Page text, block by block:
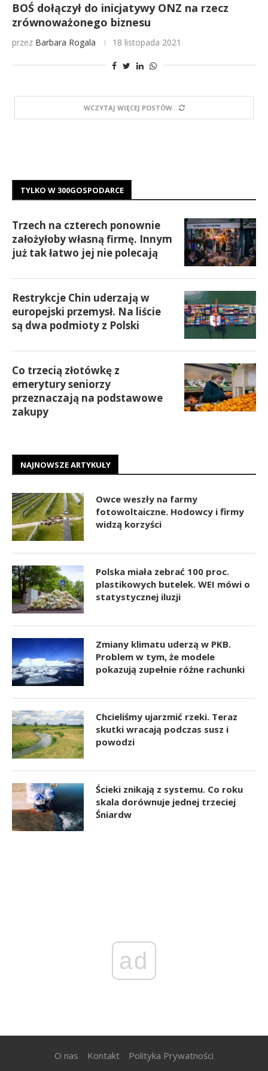
BOŚ dołączył do inicjatywy ONZ na rzecz
zrównoważonego biznesu
przez Barbara Rogala 18 listopada 2021
WCZYTAJ WIĘCEJ POSTÓW
TYLKO W 300GOSPODARCE
Trzech na czterech ponownie
założyłoby własną firmę. Innym
już tak łatwo jej nie polecają
Restrykcje Chin uderzają w
europejski przemysł. Na liście
są dwa podmioty z Polski
Co trzecią złotówkę z
emerytury seniorzy
przeznaczają na podstawowe
zakupy
NAJNOWSZE ARTYKUŁY
Owce weszły na farmy
fotowoltaiczne. Hodowcy i firmy
widzą korzyści
Polska miała zebrać 100 proc.
plastikowych butelek. WEI mówi o
statystycznej iluzji
Zmiany klimatu uderzą w PKB.
Problem w tym, że modele
pokazują zupełnie różne rachunki
Chcieliśmy ujarzmić rzeki. Teraz
skutki wracają podczas susz i
powodzi
Ścieki znikają z systemu. Co roku
skala dorównuje jednej trzeciej
Śniardw
ad
O nas Kontakt Polityka Prywatności